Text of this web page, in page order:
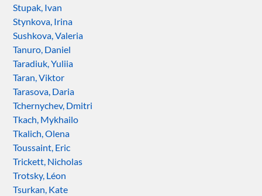
Stupak, Ivan
Stynkova, Irina
Sushkova, Valeria
Tanuro, Daniel
Taradiuk, Yuliia
Taran, Viktor
Tarasova, Daria
Tchernychev, Dmitri
Tkach, Mykhailo
Tkalich, Olena
Toussaint, Eric
Trickett, Nicholas
Trotsky, Léon
Tsurkan, Kate